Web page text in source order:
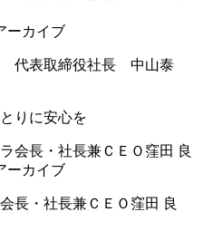
ーカイブ
代表取締役社長 中山泰
りに安心を
ーカイブ
長・社長兼ＣＥＯ窪田 良